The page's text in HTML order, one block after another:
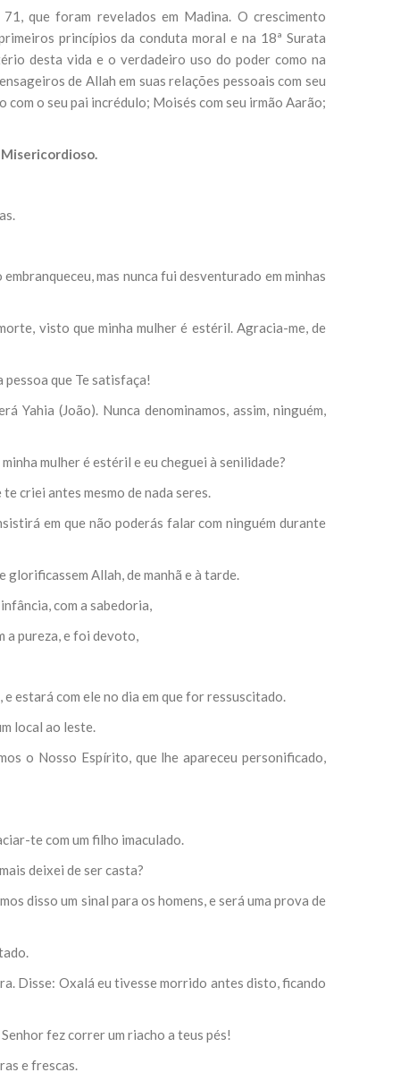
recebe o ex-ministro das
República Islâmica do Irã
Abril, o Centro Islâmico no Brasil recebeu em sua
das Relações Exteriores da República Islâmica
que foram revelados em Madina. O crescimento
princípios da conduta moral e na 18ª Surata
desta vida e o verdadeiro uso do poder como na
de Allah em suas relações pessoais com seu
com o seu pai incrédulo; Moisés com seu irmão Aarão;
Misericordioso.
mas nunca fui desventurado em minhas
visto que minha mulher é estéril. Agracia-me, de
pessoa que Te satisfaça!
Yahia (João). Nunca denominamos, assim, ninguém,
mulher é estéril e eu cheguei à senilidade?
criei antes mesmo de nada seres.
em que não poderás falar com ninguém durante
glorificassem Allah, de manhã e à tarde.
com a sabedoria,
a pureza, e foi devoto,
e estará com ele no dia em que for ressuscitado.
local ao leste.
o Nosso Espírito, que lhe apareceu personificado,
te com um filho imaculado.
deixei de ser casta?
disso um sinal para os homens, e será uma prova de
Disse: Oxalá eu tivesse morrido antes disto, ficando
fez correr um riacho a teus pés!
e frescas.